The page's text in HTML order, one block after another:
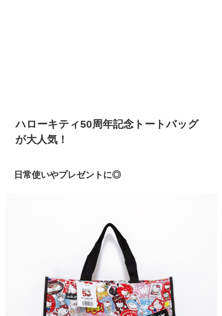
ハローキティ50周年記念トートバッグ
が大人気！
日常使いやプレゼントに◎